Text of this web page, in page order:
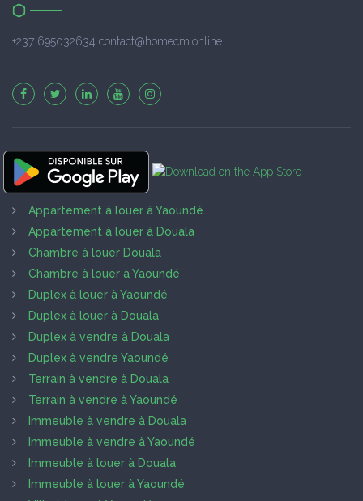
+237 695032634 contact@homecm.online
Appartement à louer à Yaoundé
Appartement à louer à Douala
Chambre à louer Douala
Chambre à louer à Yaoundé
Duplex à louer à Yaoundé
Duplex à louer à Douala
Duplex à vendre à Douala
Duplex à vendre Yaoundé
Terrain à vendre à Douala
Terrain à vendre à Yaoundé
Immeuble à vendre à Douala
Immeuble à vendre à Yaoundé
Immeuble à louer à Douala
Immeuble à louer à Yaoundé